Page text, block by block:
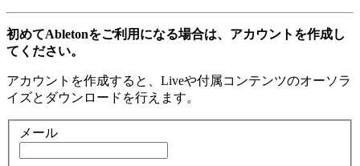
初めてAbletonをご利用になる場合は、アカウントを作成し
てください。
アカウントを作成すると、Liveや付属コンテンツのオーソラ
イズとダウンロードを行えます。
メール